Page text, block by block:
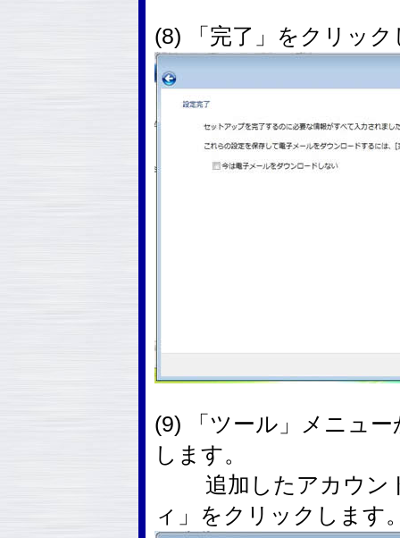
(8) 「完了」をクリッ
(9) 「ツール」メニュ
します。
追加したアカウント
ィ」をクリックします